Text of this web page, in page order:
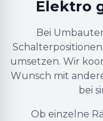
Elektro
Bei
umsetzen. Wir
Wunsch mit
bei
Ob einzelne